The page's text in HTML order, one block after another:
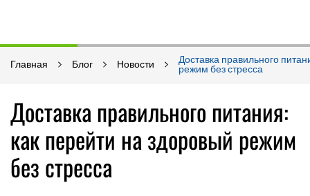
Главная Блог Новости
Доставка правильного
режим без стресса
Доставка правильного питания:
как перейти на здоровый режим
без стресса